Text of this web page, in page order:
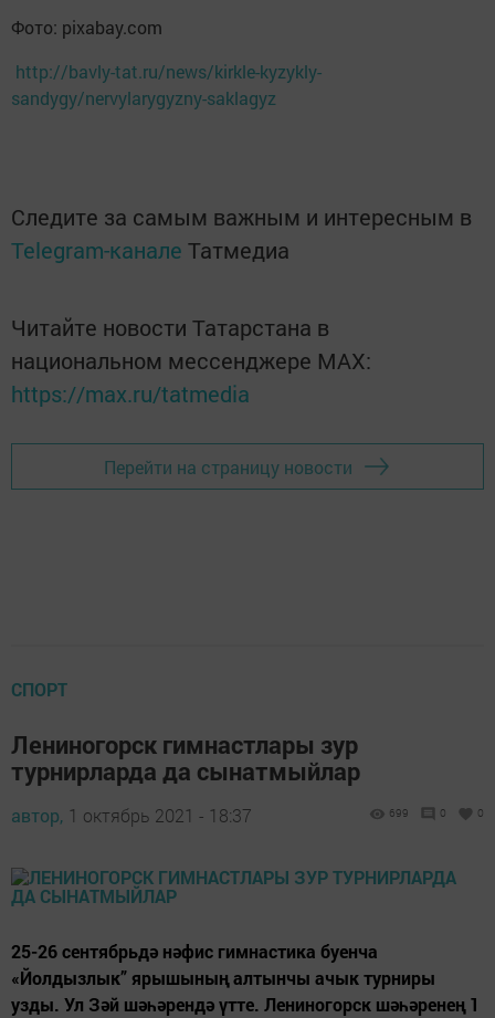
Фото: pixabay.com
http://bavly-tat.ru/news/kirkle-kyzykly-
sandygy/nervylarygyzny-saklagyz
Следите за самым важным и интересным в
Telegram-канале Татмедиа
Читайте новости Татарстана в
национальном мессенджере MАХ:
https://max.ru/tatmedia
Перейти на страницу новости
СПОРТ
Лениногорск гимнастлары зур
турнирларда да сынатмыйлар
автор, 1 октябрь 2021 - 18:37 699 0 0
25-26 сентябрьдә нәфис гимнастика буенча
«Йолдызлык” ярышының алтынчы ачык турниры
узды. Ул Зәй шәһәрендә үтте. Лениногорск шәһәренең 1